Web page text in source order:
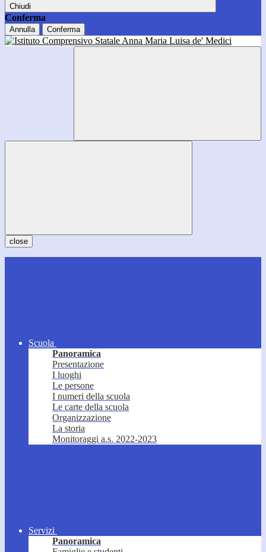
Chiudi
Conferma
Annulla Conferma
close
Scuola
Panoramica
Presentazione
I luoghi
Le persone
I numeri della scuola
Le carte della scuola
Organizzazione
La storia
Monitoraggi a.s. 2022-2023
Servizi
Panoramica